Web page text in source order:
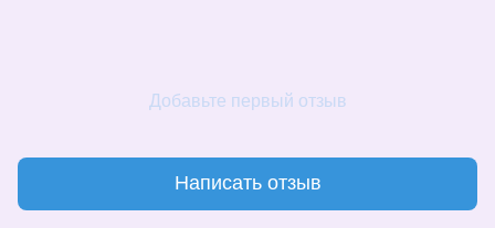
Добавьте первый отзыв
Написать отзыв